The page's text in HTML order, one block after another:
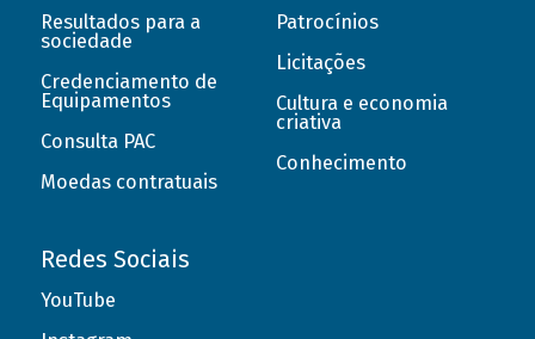
Resultados para a
sociedade
Credenciamento de
Equipamentos
Consulta PAC
Moedas contratuais
Patrocínios
Licitações
Cultura e economia
criativa
Conhecimento
Redes Sociais
YouTube